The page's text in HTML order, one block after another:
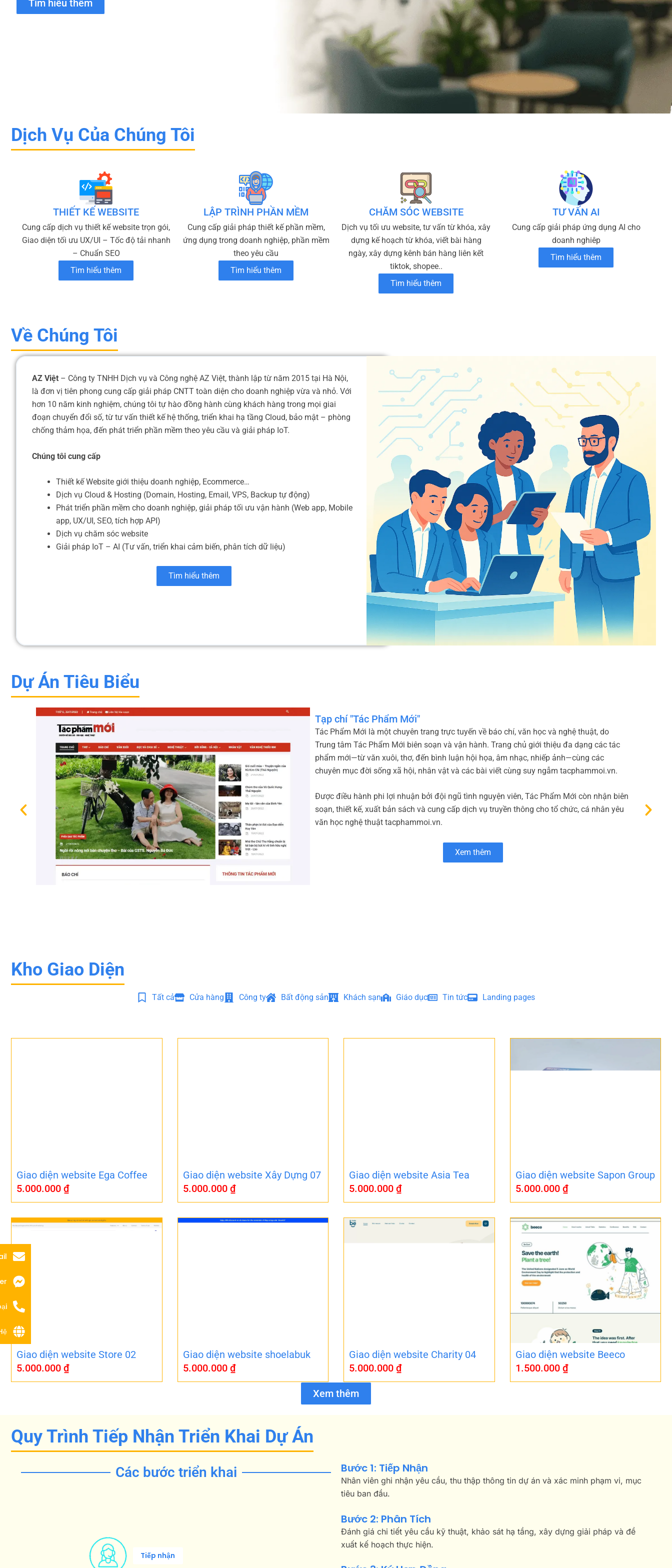
Tìm hiểu thêm
Dịch Vụ Của Chúng Tôi
THIẾT KẾ WEBSITE
Cung cấp dịch vụ thiết kế website trọn gói,
Giao diện tối ưu UX/UI – Tốc độ tải nhanh
– Chuẩn SEO
Tìm hiểu thêm
LẬP TRÌNH PHẦN MỀM
Cung cấp giải pháp thiết kế phần mềm,
ứng dụng trong doanh nghiệp, phần mềm
theo yêu cầu
Tìm hiểu thêm
CHĂM SÓC WEBSITE
Dịch vụ tối ưu website, tư vấn từ khóa, xây
dựng kế hoạch từ khóa, viết bài hàng
ngày, xây dựng kênh bán hàng liên kết
tiktok, shopee..
Tìm hiểu thêm
TƯ VẤN AI
Cung cấp giải pháp ứng dụng AI cho
doanh nghiêp
Tìm hiểu thêm
Về Chúng Tôi
AZ Việt – Công ty TNHH Dịch vụ và Công nghệ AZ Việt, thành lập từ năm 2015 tại Hà Nội,
là đơn vị tiên phong cung cấp giải pháp CNTT toàn diện cho doanh nghiệp vừa và nhỏ. Với
hơn 10 năm kinh nghiệm, chúng tôi tự hào đồng hành cùng khách hàng trong mọi giai
đoạn chuyển đổi số, từ tư vấn thiết kế hệ thống, triển khai hạ tầng Cloud, bảo mật – phòng
chống thảm họa, đến phát triển phần mềm theo yêu cầu và giải pháp IoT.
Chúng tôi cung cấp
Thiết kế Website giới thiệu doanh nghiệp, Ecommerce…
Dịch vụ Cloud & Hosting (Domain, Hosting, Email, VPS, Backup tự động)
Phát triển phần mềm cho doanh nghiệp, giải pháp tối ưu vận hành (Web app, Mobile
app, UX/UI, SEO, tích hợp API)
Dịch vụ chăm sóc website
Giải pháp IoT – AI (Tư vấn, triển khai cảm biến, phân tích dữ liệu)
Tìm hiểu thêm
Dự Án Tiêu Biểu
Tạp chí "Tác Phẩm Mới"
Tác Phẩm Mới là một chuyên trang trực tuyến về báo chí, văn học và nghệ thuật, do
Trung tâm Tác Phẩm Mới biên soạn và vận hành. Trang chủ giới thiệu đa dạng các tác
phẩm mới—từ văn xuôi, thơ, đến bình luận hội họa, âm nhạc, nhiếp ảnh—cùng các
chuyên mục đời sống xã hội, nhân vật và các bài viết cùng suy ngẫm tacphammoi.vn.
Được điều hành phi lợi nhuận bởi đội ngũ tình nguyện viên, Tác Phẩm Mới còn nhận biên
soạn, thiết kế, xuất bản sách và cung cấp dịch vụ truyền thông cho tổ chức, cá nhân yêu
văn học nghệ thuật tacphammoi.vn.
Xem thêm
Kho Giao Diện
Tất cả Cửa hàng Công ty Bất động sản Khách sạn Giáo dục Tin tức Landing pages
Giao diện website Ega Coffee
5.000.000 ₫
Giao diện website Xây Dựng 07
5.000.000 ₫
Giao diện website Asia Tea
5.000.000 ₫
Giao diện website Sapon Group
5.000.000 ₫
Giao diện website Store 02
5.000.000 ₫
Giao diện website shoelabuk
5.000.000 ₫
Giao diện website Charity 04
5.000.000 ₫
Giao diện website Beeco
1.500.000 ₫
Xem thêm
Quy Trình Tiếp Nhận Triển Khai Dự Án
Các bước triển khai
Tiếp nhận
Bước 1: Tiếp Nhận
Nhân viên ghi nhận yêu cầu, thu thập thông tin dự án và xác minh phạm vi, mục
tiêu ban đầu.
Bước 2: Phân Tích
Đánh giá chi tiết yêu cầu kỹ thuật, khảo sát hạ tầng, xây dựng giải pháp và đề
xuất kế hoạch thực hiện.